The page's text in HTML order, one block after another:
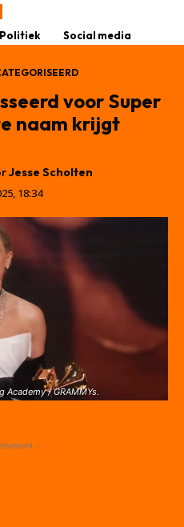
Politiek Social media
voor Super
naam krijgt
Jesse Scholten
18:34
Academy / GRAMMYs.
-